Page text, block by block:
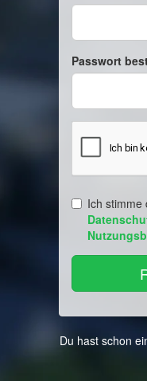
Passwort
Ich stimme
Du hast schon